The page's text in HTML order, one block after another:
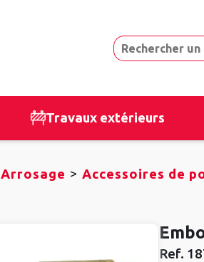
Travaux extérieurs
Arrosage > Accessoires de
Ref.